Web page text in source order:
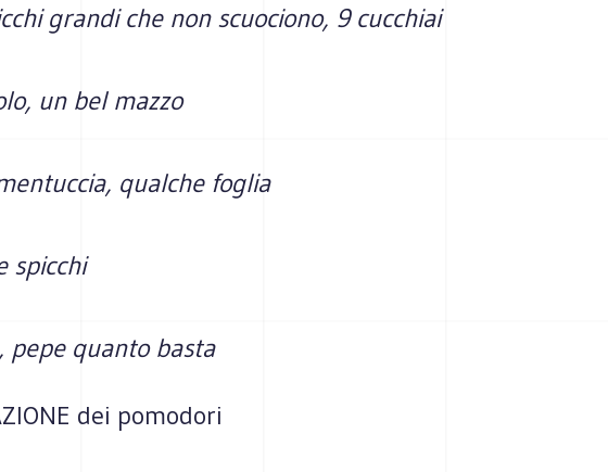
grandi che non scuociono, 9 cucchiai
un bel mazzo
qualche foglia
spicchi
pepe quanto basta
dei pomodori